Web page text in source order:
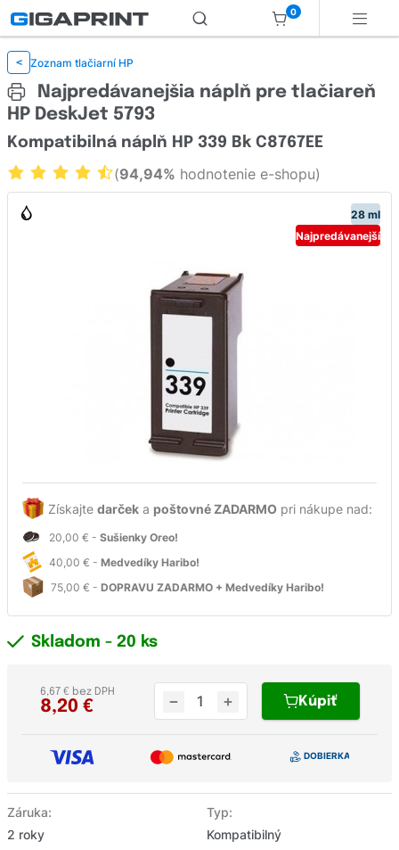
0
< Zoznam tlačiarní HP
Najpredávanejšia náplň pre tlačiareň
HP DeskJet 5793
28 ml
Najpredávanejší
Získajte darček a poštovné ZADARMO pri nákupe nad:
20,00 € - Sušienky Oreo!
40,00 € - Medvedíky Haribo!
75,00 € - DOPRAVU ZADARMO + Medvedíky Haribo!
Kompatibilná náplň HP 339 Bk C8767EE
(94,94% hodnotenie e-shopu)
Záruka:
2 roky
Typ:
Kompatibilný
Skladom - 20 ks
8,20 €
6,67 € bez DPH
Kúpiť